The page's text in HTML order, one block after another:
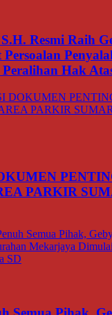
Resmi Raih
Hak
PARKIR